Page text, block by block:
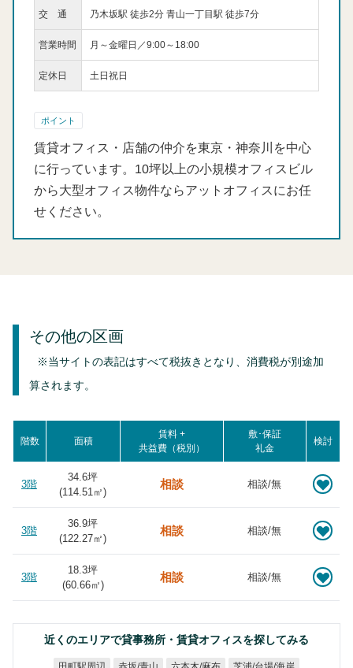
交 通 乃木坂駅 徒歩2分 青山一丁目駅 徒歩7分
営業時間 月～金曜日／9:00～18:00
定休日 土日祝日
ポイント
賃貸オフィス・店舗の仲介を東京・神奈川を中心
に行っています。10坪以上の小規模オフィスビル
から大型オフィス物件ならアットオフィスにお任
せください。
その他の区画
※当サイトの表記はすべて税抜きとなり、消費税が別途加
算されます。
階数 面積
賃料 +
共益費（税別）
敷･保証
礼金
検討
3階
34.6坪
(114.51㎡)
相談 相談/無
3階
36.9坪
(122.27㎡)
相談 相談/無
3階
18.3坪
(60.66㎡)
相談 相談/無
近くのエリアで貸事務所・賃貸オフィスを探してみる